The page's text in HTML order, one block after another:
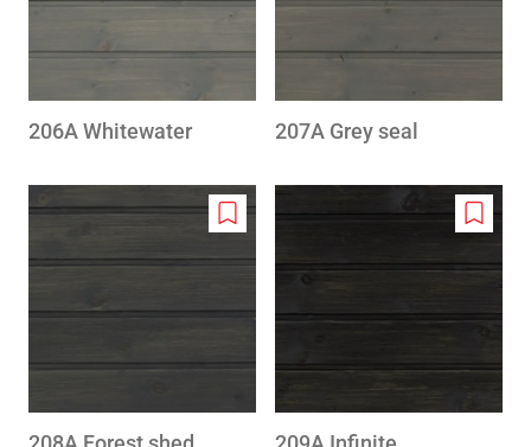
206A Whitewater 207A Grey seal
Add
to
Add